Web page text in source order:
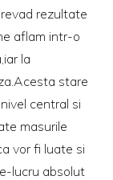
rezultate
aflam intr-o
la
stare
central si
masurile
vor fi luate si
lucru absolut